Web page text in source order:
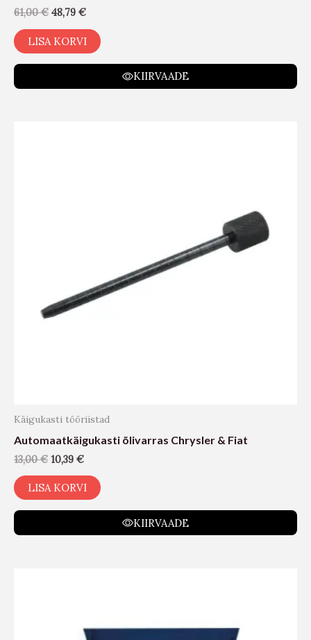
61,00€ 48,79 €
LISA KORVI
KIIRVAADE
Käigukasti tööriistad
Automaatkäigukasti õlivarras Chrysler & Fiat
13,00€ 10,39 €
LISA KORVI
KIIRVAADE